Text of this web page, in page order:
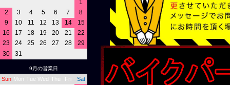
1
2
3 4 5 6 7
8
9
10 11 12 13 14
15
16
17 18 19 20 21
22
23
24 25 26 27 28
29
30
31
9月の営業日
Sun Mon Tue Wed Thu Fri Sat